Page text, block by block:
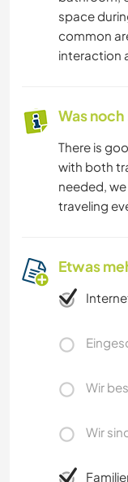
space
common
interaction
Was
There is
with both
needed,
traveling
Etwas
Wir
Wir